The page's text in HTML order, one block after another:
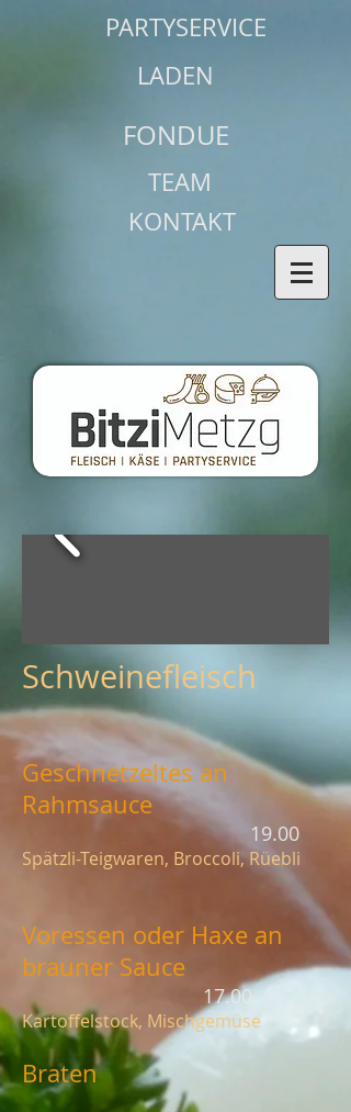
PARTYSERVICE
LADEN
FONDUE
TEAM
KONTAKT
Schweinefleisch
Geschnetzeltes an
Rahmsauce
19.00
Spätzli-Teigwaren, Broccoli, Rüebli
Voressen oder Haxe an
brauner Sauce
17.00
Kartoffelstock, Mischgemüse
Braten